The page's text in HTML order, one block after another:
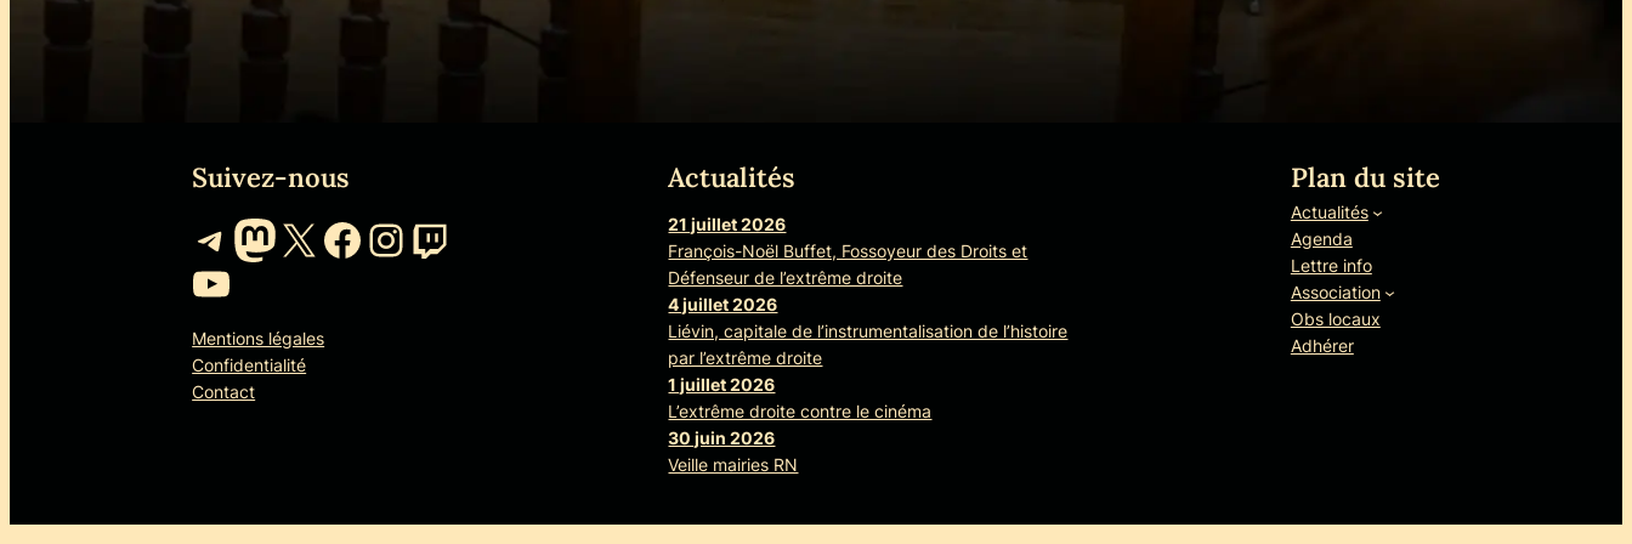
Suivez-nous
Telegram
Mastodon
X Facebook
Instagram
Twitch
YouTube
Mentions légales
Confidentialité
Contact
Actualités
21 juillet 2026
François-Noël Buffet, Fossoyeur des Droits et
Défenseur de l’extrême droite
4 juillet 2026
Liévin, capitale de l’instrumentalisation de l’histoire
par l’extrême droite
1 juillet 2026
L’extrême droite contre le cinéma
30 juin 2026
Veille mairies RN
Plan du site
Actualités
Agenda
Lettre info
Association
Obs locaux
Adhérer